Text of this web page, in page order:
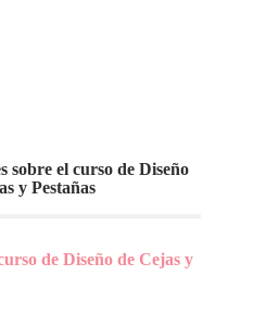
sobre el curso de Diseño
y Pestañas
de Diseño de Cejas y